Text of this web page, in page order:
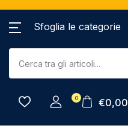
Sfoglia le categorie
0 €0,00